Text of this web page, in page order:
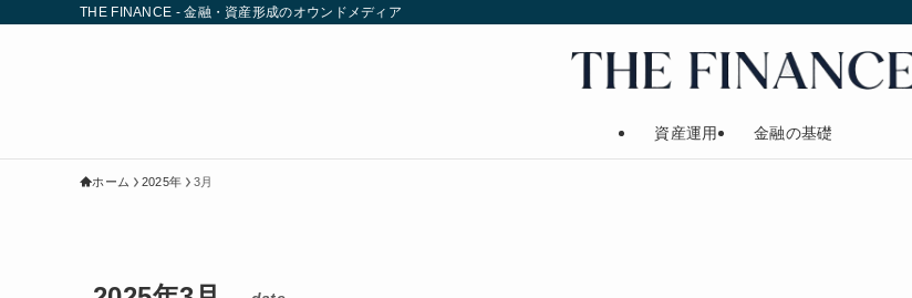
THE FINANCE - 金融・資産形成のオウンドメディア
資産運用 金融の基礎
ホーム 2025年 3月